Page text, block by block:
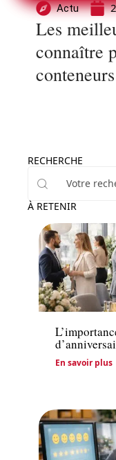
Actu
Les
connaître
RECHERCHE
À RETENIR
Marketing
En savoir plus